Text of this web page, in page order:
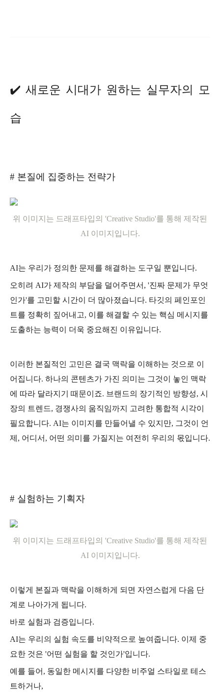
✔️ 새로운 시대가 원하는 실무자의 모
습
# 본질에 집중하는 전략가
위 이미지는 드래프타입의 'Creative Studio'를 통해 제작된
AI 이미지입니다.
AI는 우리가 정의한 문제를 해결하는 도구일 뿐입니다.
오히려 AI가 제작의 부담을 덜어주면서, '진짜 문제가 무엇
인가'를 고민할 시간이 더 많아졌습니다. 타깃의 페인포인
트를 정확히 짚어내고, 이를 해결할 수 있는 핵심 메시지를
도출하는 능력이 더욱 중요해진 이유입니다.
이러한 본질적인 고민은 결국 맥락을 이해하는 것으로 이
어집니다. 하나의 콘텐츠가 가진 의미는 그것이 놓인 맥락
에 따라 달라지기 때문이죠. 브랜드의 장기적인 방향성, 시
장의 트렌드, 경쟁사의 움직임까지 고려한 통합적 시각이
필요합니다. AI는 이미지를 만들어낼 수 있지만, 그것이 언
제, 어디서, 어떤 의미를 가질지는 여전히 우리의 몫입니다.
# 실험하는 기획자
위 이미지는 드래프타입의 'Creative Studio'를 통해 제작된
AI 이미지입니다.
이렇게 본질과 맥락을 이해하게 되면 자연스럽게 다음 단
계로 나아가게 됩니다.
바로 실험과 검증입니다.
AI는 우리의 실험 속도를 비약적으로 높여줍니다. 이제 중
요한 것은 '어떤 실험을 할 것인가'입니다.
예를 들어, 동일한 메시지를 다양한 비주얼 스타일로 테스
트하거나,